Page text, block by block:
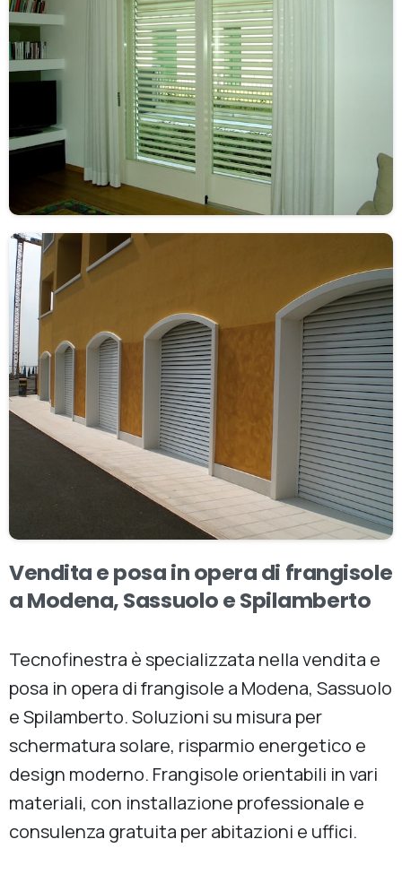
Venditaeposainoperadi frangisole
aModena,SassuoloeSpilamberto
Tecnofinestra è specializzata nella vendita e
posa in opera di frangisole a Modena, Sassuolo
e Spilamberto. Soluzioni su misura per
schermatura solare, risparmio energetico e
design moderno. Frangisole orientabili in vari
materiali, con installazione professionale e
consulenza gratuita per abitazioni e uffici.